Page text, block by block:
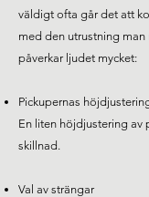
väldigt ofta går det att
med den utrustning man
påverkar ljudet mycket:
Pickupernas
En liten höjdjustering av
skillnad.
Val av strängar